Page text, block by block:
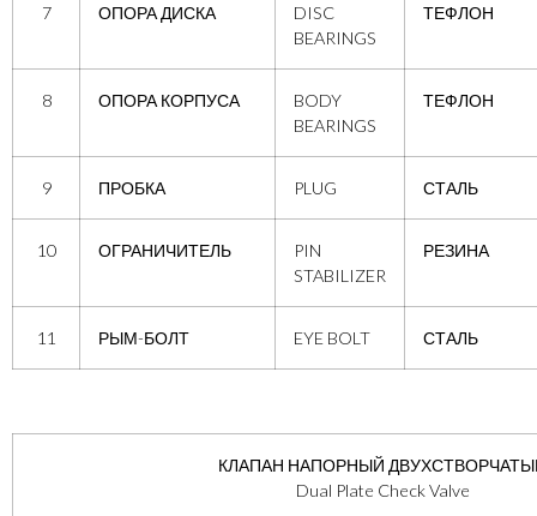
7 ОПОРА ДИСКА
DISC
BEARINGS
ТЕФЛОН
8 ОПОРА КОРПУСА
BODY
BEARINGS
ТЕФЛОН
9 ПРОБКА PLUG СТАЛЬ
10 ОГРАНИЧИТЕЛЬ
PIN
STABILIZER
РЕЗИНА
11 РЫМ-БОЛТ EYE BOLT СТАЛЬ
КЛАПАН НАПОРНЫЙ
Dual Plate Check Valve